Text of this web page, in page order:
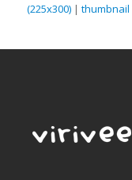
(225x300)| thumbnail